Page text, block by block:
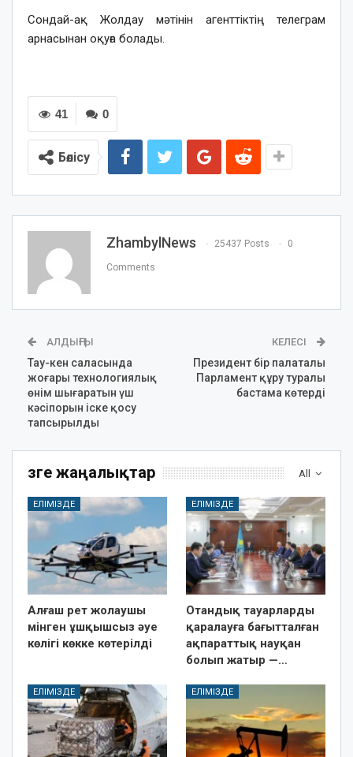
Сондай-ақ Жолдау мәтінін агенттіктің телеграм
арнасынан оқуға болады.
0
41
Бөлісу
ZhambylNews 25437 Posts 0
Comments
АЛДЫҢҒЫ
Тау-кен саласында
жоғары технологиялық
өнім шығаратын үш
кәсіпорын іске қосу
тапсырылды
КЕЛЕСІ
Президент бір палаталы
Парламент құру туралы
бастама көтерді
All
Өзге жаңалықтар
ЕЛІМІЗДЕ
Алғаш рет жолаушы
мінген ұшқышсыз әуе
көлігі көкке көтерілді
ЕЛІМІЗДЕ
Отандық тауарларды
қаралауға бағытталған
ақпараттық науқан
болып жатыр —…
ЕЛІМІЗДЕ ЕЛІМІЗДЕ